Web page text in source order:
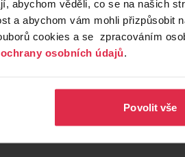
abychom věděli, co se na našich
a abychom vám mohli přizpůsobit
cookies a se zpracováním
osobních údajů.
Povolit vše
tedy plastový oblouček s
odborníci tuto pomůcku
zubů, prokáže flosspick
a v případě potřeby je stále